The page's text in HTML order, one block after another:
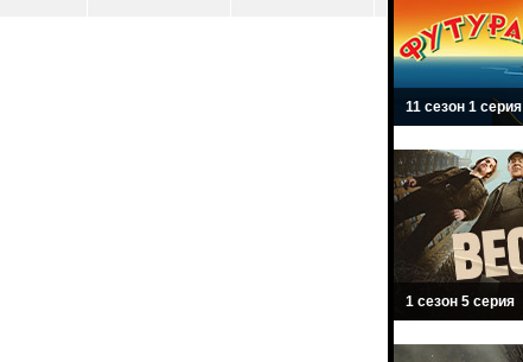
11 сезон 1 серия
1 сезон 5 серия